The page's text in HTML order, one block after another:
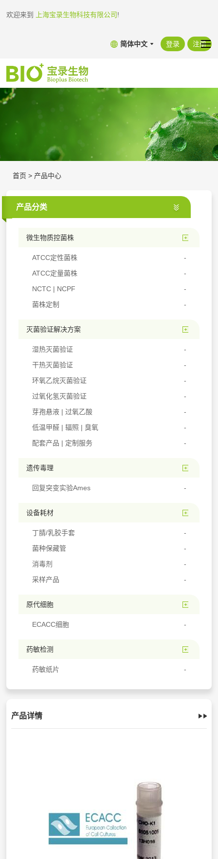
欢迎来到 上海宝录生物科技有限公司!
简体中文 登录 注册
首页 > 产品中心
产品分类
微生物质控菌株
ATCC定性菌株
ATCC定量菌株
NCTC | NCPF
菌株定制
灭菌验证解决方案
湿热灭菌验证
干热灭菌验证
环氧乙烷灭菌验证
过氧化氢灭菌验证
芽孢悬液 | 过氧乙酸
低温甲醛 | 辐照 | 臭氧
配套产品 | 定制服务
遗传毒理
回复突变实验Ames
设备耗材
丁腈/乳胶手套
菌种保藏管
消毒剂
采样产品
原代细胞
ECACC细胞
药敏检测
药敏纸片
产品详情